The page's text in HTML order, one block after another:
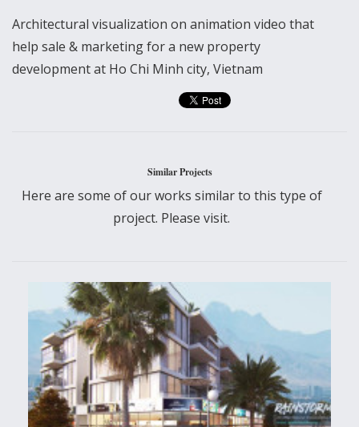
Architectural visualization on animation video that
help sale & marketing for a new property
development at Ho Chi Minh city, Vietnam
Similar Projects
Here are some of our works similar to this type of
project. Please visit.